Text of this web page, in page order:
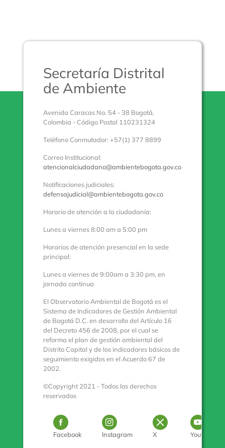
Secretaría Distrital
de Ambiente
Avenida Caracas No. 54 - 38 Bogotá,
Colombia - Código Postal 110231324
Teléfono Conmutador: +57(1) 377 8899
Correo Institucional:
atencionalciudadano@ambientebogota.gov.co
Notificaciones judiciales:
defensajudicial@ambientebogota.gov.co
Horario de atención a la ciudadanía:
Lunes a viernes 8:00 am a 5:00 pm
Horarios de atención presencial en la sede
principal:
Lunes a viernes de 9:00am a 3:30 pm, en
jornada continua
El Observatorio Ambiental de Bogotá es el
Sistema de Indicadores de Gestión Ambiental
de Bogotá D.C. en desarrollo del Artículo 16
del Decreto 456 de 2008, por el cual se
reforma el plan de gestión ambiental del
Distrito Capital y de los indicadores básicos de
seguimiento exigidos en el Acuerdo 67 de
2002.
©Copyright 2021 - Todos los derechos
reservados
Facebook Logo Facebook
InstagramLogo Instagram
XLogo TwitterYoutube